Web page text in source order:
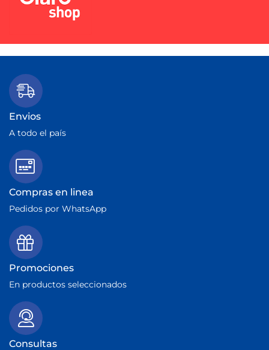
Envios
A todo el país
Compras en linea
Pedidos por WhatsApp
Promociones
En productos seleccionados
Consultas